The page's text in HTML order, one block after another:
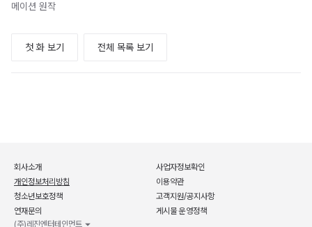
메이션 원작
첫 화 보기 전체 목록 보기
회사소개
사업자정보확인
개인정보처리방침
이용약관
청소년보호정책
고객지원/공지사항
연재문의
게시물 운영정책
(주)레진엔터테인먼트